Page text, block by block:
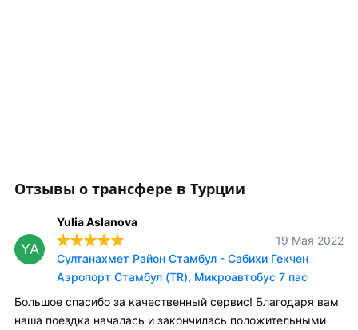
Отзывы о трансфере в Турции
YA
Yulia Aslanova
19 Мая 2022
Султанахмет Район Стамбул - Сабихи Гекчен
Аэропорт Стамбул (TR), Микроавтобус 7 пас
Большое спасибо за качественный сервис! Благодаря вам
наша поездка началась и закончилась положительными